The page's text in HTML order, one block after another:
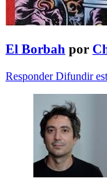
El Borbah por
Responder Difundir